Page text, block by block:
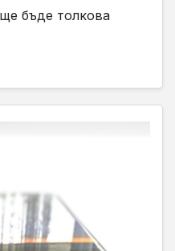
бъде толкова